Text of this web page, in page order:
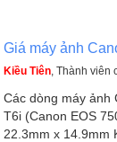
Giá máy ảnh
Kiều Tiên , Thành
Các dòng máy ảnh
T6i (Canon EOS
22.3mm x 14.9mm